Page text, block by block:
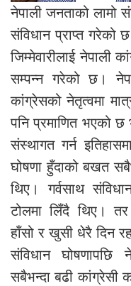
नेपाली जनताको लामो
संविधान प्राप्त
जिम्मेवारीलाई नेपाली
सम्पन्न गरेको छ।
कांग्रेसको नेतृत्वमा
पनि प्रमाणित भएको छ
संस्थागत गर्न
घोषणा हुँदाको बखत
थिए। गर्वसाथ
टोलमा लिँदै थिए। तर
हाँसो र खुसी धेरै दिन
संविधान घोषणापछि
सबैभन्दा बढी कांग्रेसी